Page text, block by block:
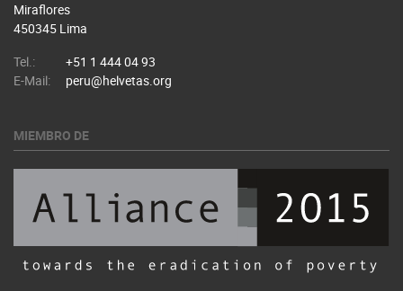
Miraflores
450345 Lima
Tel.:
+51 1 444 04 93
E-Mail:
peru@helvetas.org
MIEMBRO DE